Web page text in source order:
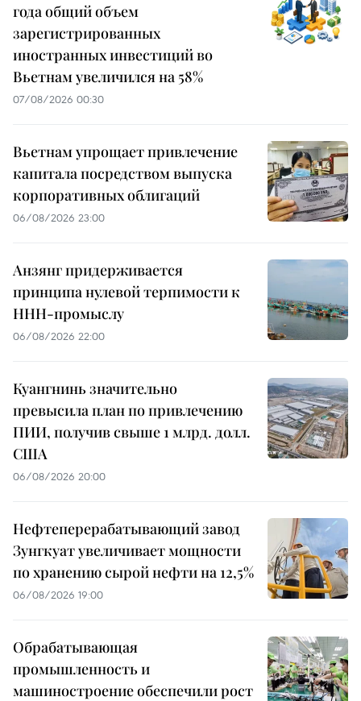
года общий объем
зарегистрированных
иностранных инвестиций во
Вьетнам увеличился на 58%
07/08/2026 00:30
Вьетнам упрощает привлечение
капитала посредством выпуска
корпоративных облигаций
06/08/2026 23:00
Анзянг придерживается
принципа нулевой терпимости к
ННН-промыслу
06/08/2026 22:00
Куангнинь значительно
превысила план по привлечению
ПИИ, получив свыше 1 млрд. долл.
США
06/08/2026 20:00
Нефтеперерабатывающий завод
Зунгкуат увеличивает мощности
по хранению сырой нефти на 12,5%
06/08/2026 19:00
Обрабатывающая
промышленность и
машиностроение обеспечили рост